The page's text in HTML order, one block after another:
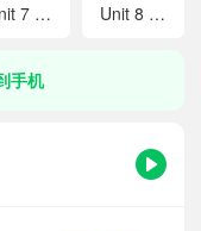
Unit 7 Shanghai Is in the Southeast of China Unit 8 What's Your Dream?
手机